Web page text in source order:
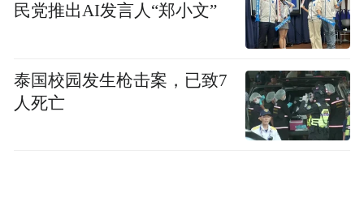
民党推出AI发言人“郑小文”
泰国校园发生枪击案，已致7
人死亡